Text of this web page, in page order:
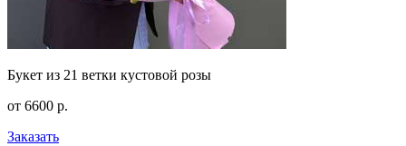
Букет из 21 ветки кустовой розы
от 6600 р.
Заказать